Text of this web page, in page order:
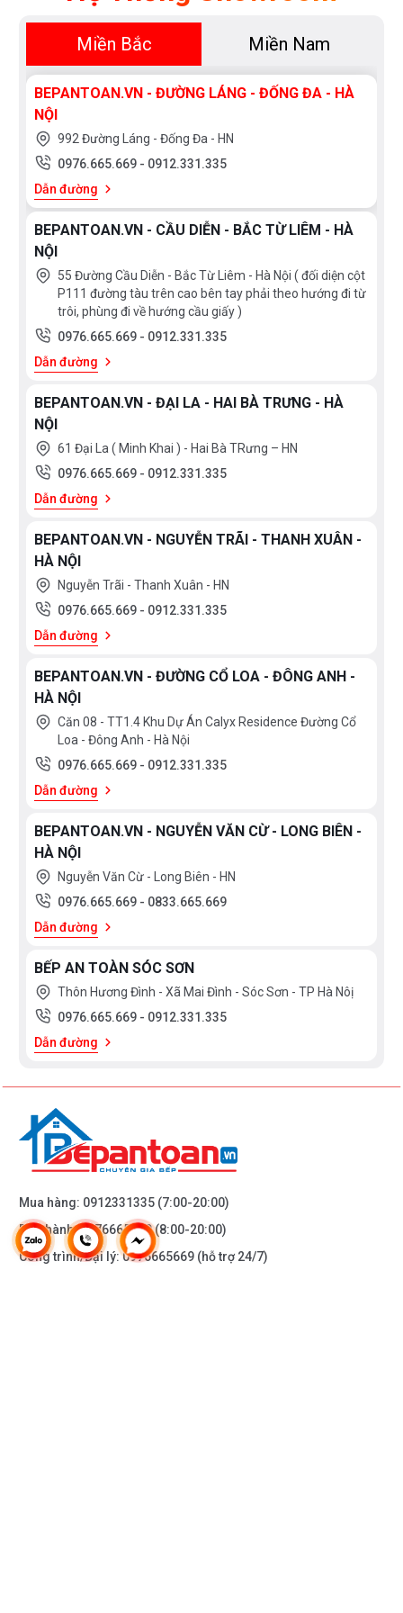
Miền Bắc Miền Nam
BEPANTOAN.VN - ĐƯỜNG LÁNG - ĐỐNG ĐA - HÀ
NỘI
992 Đường Láng - Đống Đa - HN
0976.665.669 - 0912.331.335
Dẫn đường
BEPANTOAN.VN - CẦU DIỄN - BẮC TỪ LIÊM - HÀ
NỘI
55 Đường Cầu Diễn - Bắc Từ Liêm - Hà Nội ( đối diện cột
P111 đường tàu trên cao bên tay phải theo hướng đi từ
trôi, phùng đi về hướng cầu giấy )
0976.665.669 - 0912.331.335
Dẫn đường
BEPANTOAN.VN - ĐẠI LA - HAI BÀ TRƯNG - HÀ
NỘI
61 Đại La ( Minh Khai ) - Hai Bà TRưng – HN
0976.665.669 - 0912.331.335
Dẫn đường
BEPANTOAN.VN - NGUYỄN TRÃI - THANH XUÂN -
HÀ NỘI
Nguyễn Trãi - Thanh Xuân - HN
0976.665.669 - 0912.331.335
Dẫn đường
BEPANTOAN.VN - ĐƯỜNG CỔ LOA - ĐÔNG ANH -
HÀ NỘI
Căn 08 - TT1.4 Khu Dự Án Calyx Residence Đường Cổ
Loa - Đông Anh - Hà Nội
0976.665.669 - 0912.331.335
Dẫn đường
BEPANTOAN.VN - NGUYỄN VĂN CỪ - LONG BIÊN -
HÀ NỘI
Nguyễn Văn Cừ - Long Biên - HN
0976.665.669 - 0833.665.669
Dẫn đường
BẾP AN TOÀN SÓC SƠN
Thôn Hương Đình - Xã Mai Đình - Sóc Sơn - TP Hà Nôị
0976.665.669 - 0912.331.335
Dẫn đường
Mua hàng: 0912331335 (7:00-20:00)
Bảo hành:0976665669(8:00-20:00)
Công trình/Đại lý:0976665669 (hỗ trợ 24/7)